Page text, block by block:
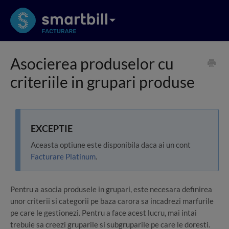
Asocierea produselor cu
criteriile in grupari produse
EXCEPTIE
Aceasta optiune este disponibila daca ai un cont
Facturare Platinum.
Pentru a asocia produsele in grupari, este necesara definirea
unor criterii si categorii pe baza carora sa incadrezi marfurile
pe care le gestionezi. Pentru a face acest lucru, mai intai
trebuie sa creezi gruparile si subgruparile pe care le doresti.